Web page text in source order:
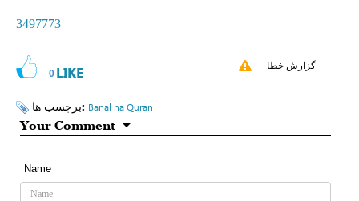
3497773
0 LIKE گزارش خطا
برچسب ها: Banal na Quran
Your Comment
Name